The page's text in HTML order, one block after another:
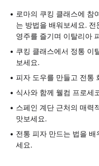
로마의 쿠킹 클래스에 참
는 방법을 배워보세요.
영주를 즐기며 이탈리아
쿠킹 클래스에서 정통 이
보세요.
피자 도우를 만들고 전통
식사와 함께 웰컴 프로세
스페인 계단 근처의 매력
맛보세요.
전통 피자 만드는 법을
세요.